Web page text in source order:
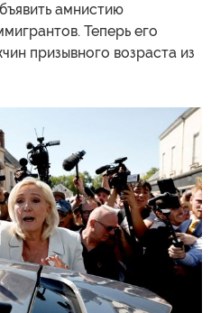
амнистию
Теперь его
призывного возраста из